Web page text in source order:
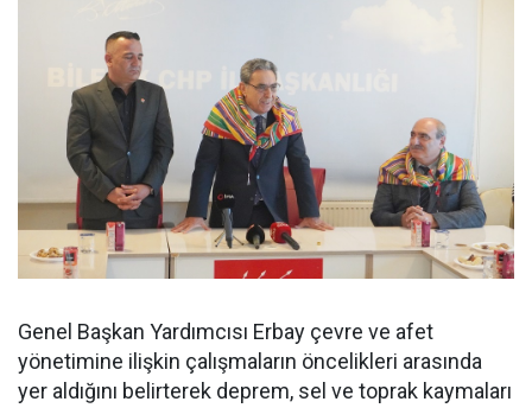
Genel Başkan Yardımcısı Erbay çevre ve afet
yönetimine ilişkin çalışmaların öncelikleri arasında
yer aldığını belirterek deprem, sel ve toprak kaymaları